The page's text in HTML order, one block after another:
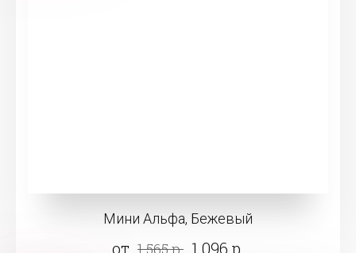
Мини Альфа, Бежевый
от 1 565 р. 1 096 р.